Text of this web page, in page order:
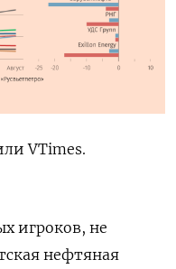
VTimes.
игроков, не
нефтяная